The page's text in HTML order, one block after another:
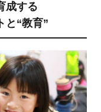
成する
と“教育”